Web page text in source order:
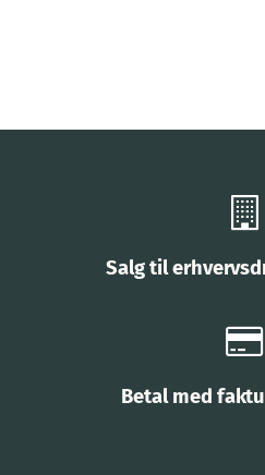
Salg til
Betal med